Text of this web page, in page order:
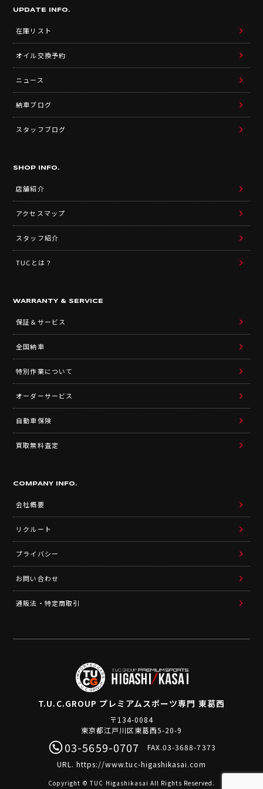
UPDATE INFO.
在庫リスト
オイル交換予約
ニュース
納車ブログ
スタッフブログ
SHOP INFO.
店舗紹介
アクセスマップ
スタッフ紹介
TUCとは？
WARRANTY & SERVICE
保証＆サービス
全国納車
特別作業について
オーダーサービス
自動車保険
買取無料査定
COMPANY INFO.
会社概要
リクルート
プライバシー
お問い合わせ
通販法・特定商取引
T.U.C.GROUP プレミアムスポーツ専門 東葛西
〒134-0084
東京都江戸川区東葛西5-20-9
03-5659-0707
FAX.03-3688-7373
URL. https://www.tuc-higashikasai.com
Copyright © TUC Higashikasai All Rights Reserved.